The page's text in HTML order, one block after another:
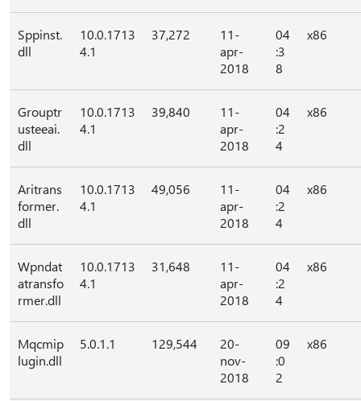
Sppinst.
dll
10.0.1713
4.1
37,272
11-
apr-
2018
04
:3
8
x86
Grouptr
usteeai.
dll
10.0.1713
4.1
39,840
11-
apr-
2018
04
:2
4
x86
Aritrans
former.
dll
10.0.1713
4.1
49,056
11-
apr-
2018
04
:2
4
x86
Wpndat
atransfo
rmer.dll
10.0.1713
4.1
31,648
11-
apr-
2018
04
:2
4
x86
Mqcmip
lugin.dll
5.0.1.1 129,544
20-
nov-
2018
09
:0
2
x86